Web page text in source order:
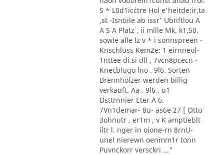
S * L0d1ic´ctre Hol e'heitde:ir,ta
,st -Isntiile ab issr' Ubnftlou A
A S A Platz , ii mille Mk. k1,50,
sowie alle lz v * i sonnspreen -
Knschluss KemZe: 1 eirnneol-
1nttee di.si dll , 7vcn8pcecn -
Knecblugo lno . 9l6. Sorten
Brennhölzer werden billig
verkauft. Aa . 9l6 . u1
Dsttrnnier Eter A 6.
7Vn1demar- 8u- as6e 27 [ Otto
3ohnutr , er1m , v K amptieblt
iltr l. nger in oione-rn 8rnU-
unel nierewn oenmm1r tonn
Puvnckorr versckri ..."